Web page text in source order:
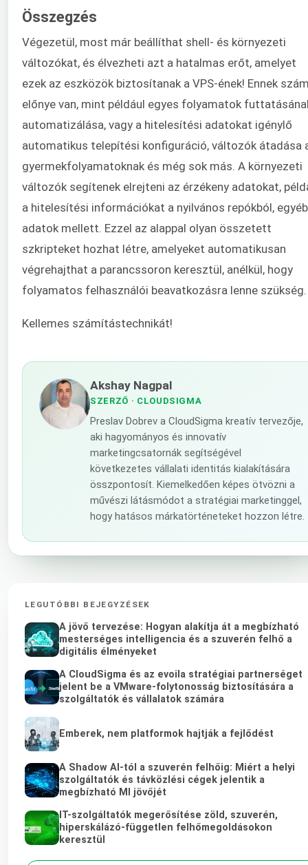
Összegzés
Végezetül, most már beállíthat shell- és környezeti
változókat, és élvezheti azt a hatalmas erőt, amelyet
ezek az eszközök biztosítanak a VPS-ének! Ennek
előnye van, mint például egyes folyamatok
automatizálása, vagy a hitelesítési adatokat igénylő
automatikus telepítési konfiguráció, változók átadása
gyermekfolyamatoknak és még sok más. A környezeti
változók segítenek elrejteni az érzékeny adatokat,
a hitelesítési információkat a nyilvános repókból, egyéb
adatok mellett. Ezzel az alappal olyan összetett
szkripteket hozhat létre, amelyeket automatikusan
végrehajthat a parancssoron keresztül, anélkül, hogy
folyamatos felhasználói beavatkozásra lenne szükség.
Kellemes számítástechnikát!
Akshay Nagpal
SZERZŐ · CLOUDSIGMA
Preslav Dobrev a CloudSigma kreatív tervezője,
aki hagyományos és innovatív
marketingcsatornák segítségével
következetes vállalati identitás kialakítására
összpontosít. Kiemelkedően képes ötvözni a
művészi látásmódot a stratégiai marketinggel,
hogy hatásos márkatörténeteket hozzon létre.
LEGUTÓBBI BEJEGYZÉSEK
A jövő tervezése: Hogyan alakítja át a megbízható
mesterséges intelligencia és a szuverén felhő a
digitális élményeket
A CloudSigma és az evoila stratégiai partnerséget
jelent be a VMware-folytonosság biztosítására a
szolgáltatók és vállalatok számára
Emberek, nem platformok hajtják a fejlődést
A Shadow AI-tól a szuverén felhőig: Miért a helyi
szolgáltatók és távközlési cégek jelentik a
megbízható MI jövőjét
IT-szolgáltatók megerősítése zöld, szuverén,
hiperskálázó-független felhőmegoldásokon
keresztül